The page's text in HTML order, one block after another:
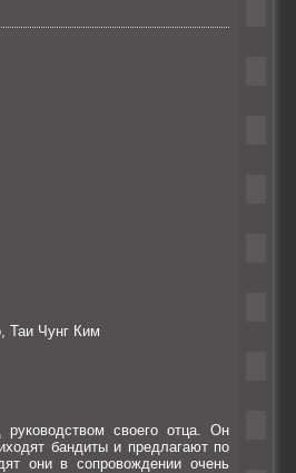
Таи Чунг Ким
своего отца. Он
бандиты и предлагают по
они в сопровождении очень